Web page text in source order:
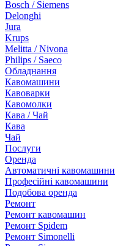
Bosch / Siemens
Delonghi
Jura
Krups
Melitta / Nivona
Philips / Saeco
Обладнання
Кавомашини
Кавоварки
Кавомолки
Кава / Чай
Кава
Чай
Послуги
Оренда
Автоматичні кавомашини
Професійні кавомашини
Подобова оренда
Ремонт
Ремонт кавомашин
Ремонт Spidem
Ремонт Simonelli